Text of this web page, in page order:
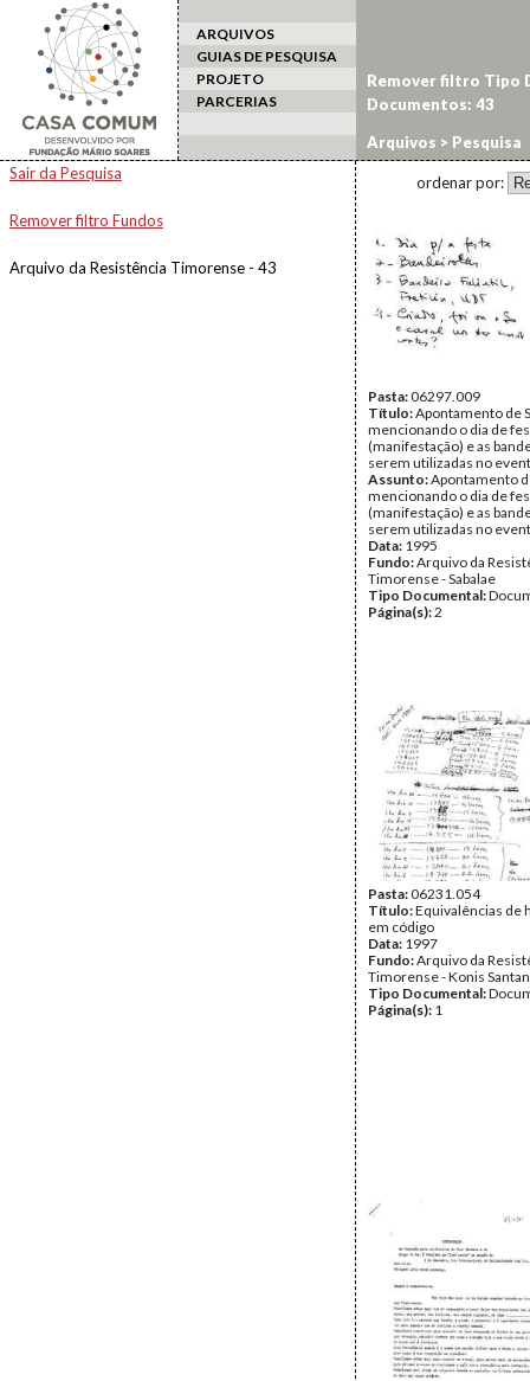
ARQUIVOS
GUIAS DE PESQUISA
PROJETO
PARCERIAS
Arquivos > Pesquisa
Sair da Pesquisa
Remover filtro Fundos
Arquivo da Resistência Timorense - 43
Remover filtro Tipo
Documentos: 43
ordenar por:
Pasta:06297.009
Título:Apontamento de
mencionando o dia de
(manifestação) e as
serem utilizadas no
Assunto:Apontamento
mencionando o dia de
(manifestação) e as
serem utilizadas no
Data: 1995
Fundo:Arquivo da
Timorense - Sabalae
Tipo Documental:
Página(s):2
Pasta:06231.054
Título:Equivalências de
em código
Data: 1997
Fundo:Arquivo da
Timorense - Konis
Tipo Documental:
Página(s): 1